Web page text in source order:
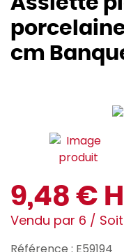
cm
9,48 €
Vendu par 6 /